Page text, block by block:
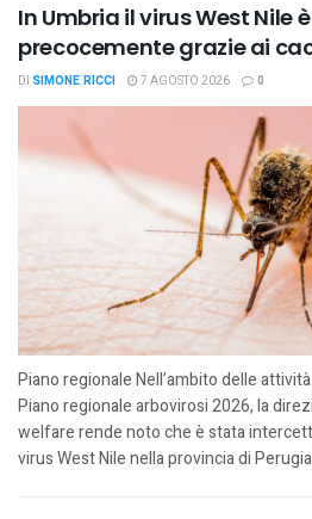
In Umbria il virus West
precocemente grazie ai
DI SIMONE RICCI 7 AGOSTO 2026 0
Piano regionale Nell’ambito delle
Piano regionale arbovirosi 2026, la
welfare rende noto che è stata
virus West Nile nella provincia di